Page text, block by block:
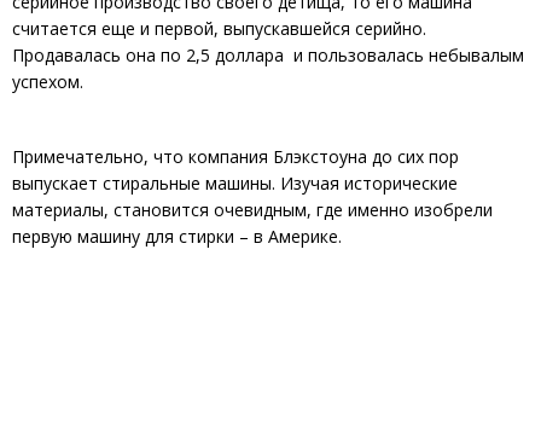
считается еще и первой, выпускавшейся серийно.
Продавалась она по 2,5 доллара и пользовалась небывалым
успехом.
Примечательно, что компания Блэкстоуна до сих пор
выпускает стиральные машины. Изучая исторические
материалы, становится очевидным, где именно изобрели
первую машину для стирки – в Америке.